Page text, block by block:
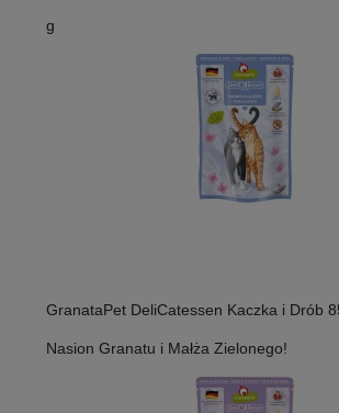
g
GranataPet DeliCatessen Kaczka i Drób
Nasion Granatu i Małża Zielonego!